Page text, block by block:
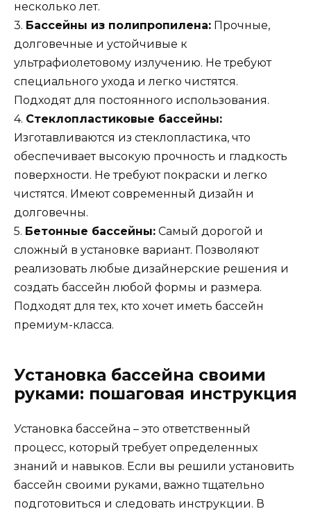
несколько лет.
3. Бассейны из полипропилена: Прочные,
долговечные и устойчивые к
ультрафиолетовому излучению. Не требуют
специального ухода и легко чистятся.
Подходят для постоянного использования.
4. Стеклопластиковые бассейны:
Изготавливаются из стеклопластика, что
обеспечивает высокую прочность и гладкость
поверхности. Не требуют покраски и легко
чистятся. Имеют современный дизайн и
долговечны.
5. Бетонные бассейны: Самый дорогой и
сложный в установке вариант. Позволяют
реализовать любые дизайнерские решения и
создать бассейн любой формы и размера.
Подходят для тех, кто хочет иметь бассейн
премиум-класса.
Установка бассейна своими
руками: пошаговая инструкция
Установка бассейна – это ответственный
процесс, который требует определенных
знаний и навыков. Если вы решили установить
бассейн своими руками, важно тщательно
подготовиться и следовать инструкции. В